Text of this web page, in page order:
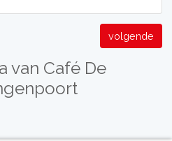
volgende
van Café De